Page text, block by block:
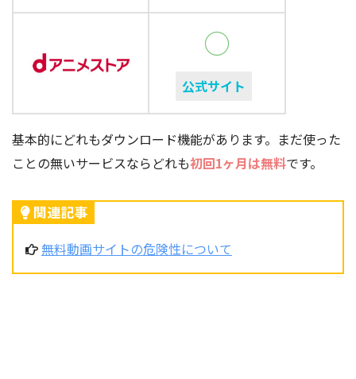
◯
公式サイト
基本的にどれもダウンロード機能があります。まだ使った
ことの無いサービスならどれも初回1ヶ月は無料です。
関連記事
無料動画サイトの危険性について